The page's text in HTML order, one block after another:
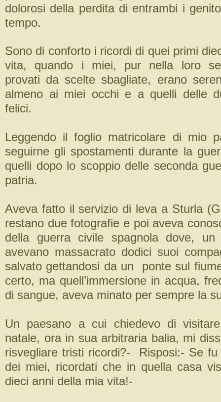
dolorosi della perdita di entrambi i
tempo.
Sono di conforto i ricordi di quei primi
vita, quando i miei, pur nella loro
provati da scelte sbagliate, erano
almeno ai miei occhi e a quelli delle
felici.
Leggendo il foglio matricolare di mio
seguirne gli spostamenti durante la
quelli dopo lo scoppio delle seconda
patria.
Aveva fatto il servizio di leva a Sturla
restano due fotografie e poi aveva
della guerra civile spagnola dove,
avevano massacrato dodici suoi
salvato gettandosi da un ponte sul
certo, ma quell’immersione in acqua,
di sangue, aveva minato per sempre la
Un paesano a cui chiedevo di
natale, ora in sua arbitraria balia, mi
risvegliare tristi ricordi?- Risposi:- Se
dei miei, ricordati che in quella casa
dieci anni della mia vita!-